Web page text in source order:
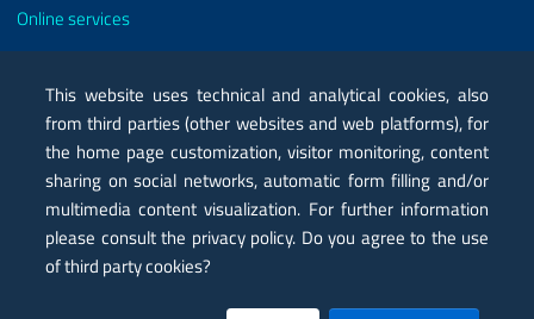
Online services
Certified mail PEC
Privacy
Legal notes
Contacts
This website uses technical and analytical cookies, also
from third parties (other websites and web platforms), for
the home page customization, visitor monitoring, content
sharing on social networks, automatic form filling and/or
multimedia content visualization. For further information
please consult the privacy policy. Do you agree to the use
of third party cookies?